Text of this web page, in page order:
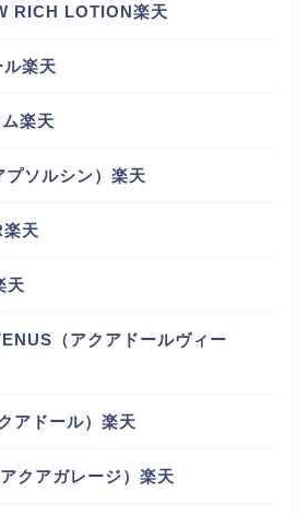
RICH LOTION楽天
楽天
楽天
ソルシン）楽天
天
天
（アクアドールヴィー
アドール）楽天
クアガレージ）楽天